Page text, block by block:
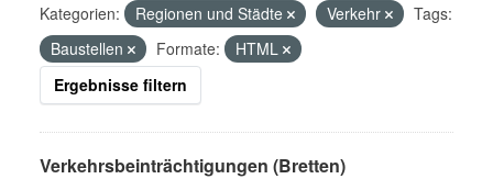
Kategorien: Regionen und Städte Verkehr
Tags:
Baustellen
Formate:
HTML
Ergebnisse filtern
Verkehrsbeinträchtigungen (Bretten)